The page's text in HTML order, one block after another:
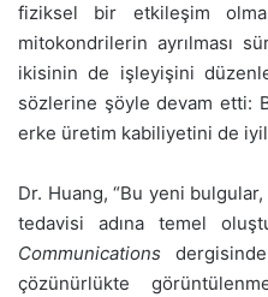
fiziksel bir etkileşim
mitokondrilerin ayrılması
ikisinin de işleyişini
sözlerine şöyle devam etti:
erke üretim kabiliyetini de
Dr. Huang, “Bu yeni
tedavisi adına temel
Communications
çözünürlükte